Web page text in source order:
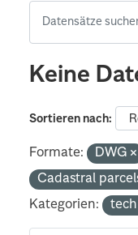
Keine
Sortieren nach
Formate: DWG
Cadastral
Kategorien: